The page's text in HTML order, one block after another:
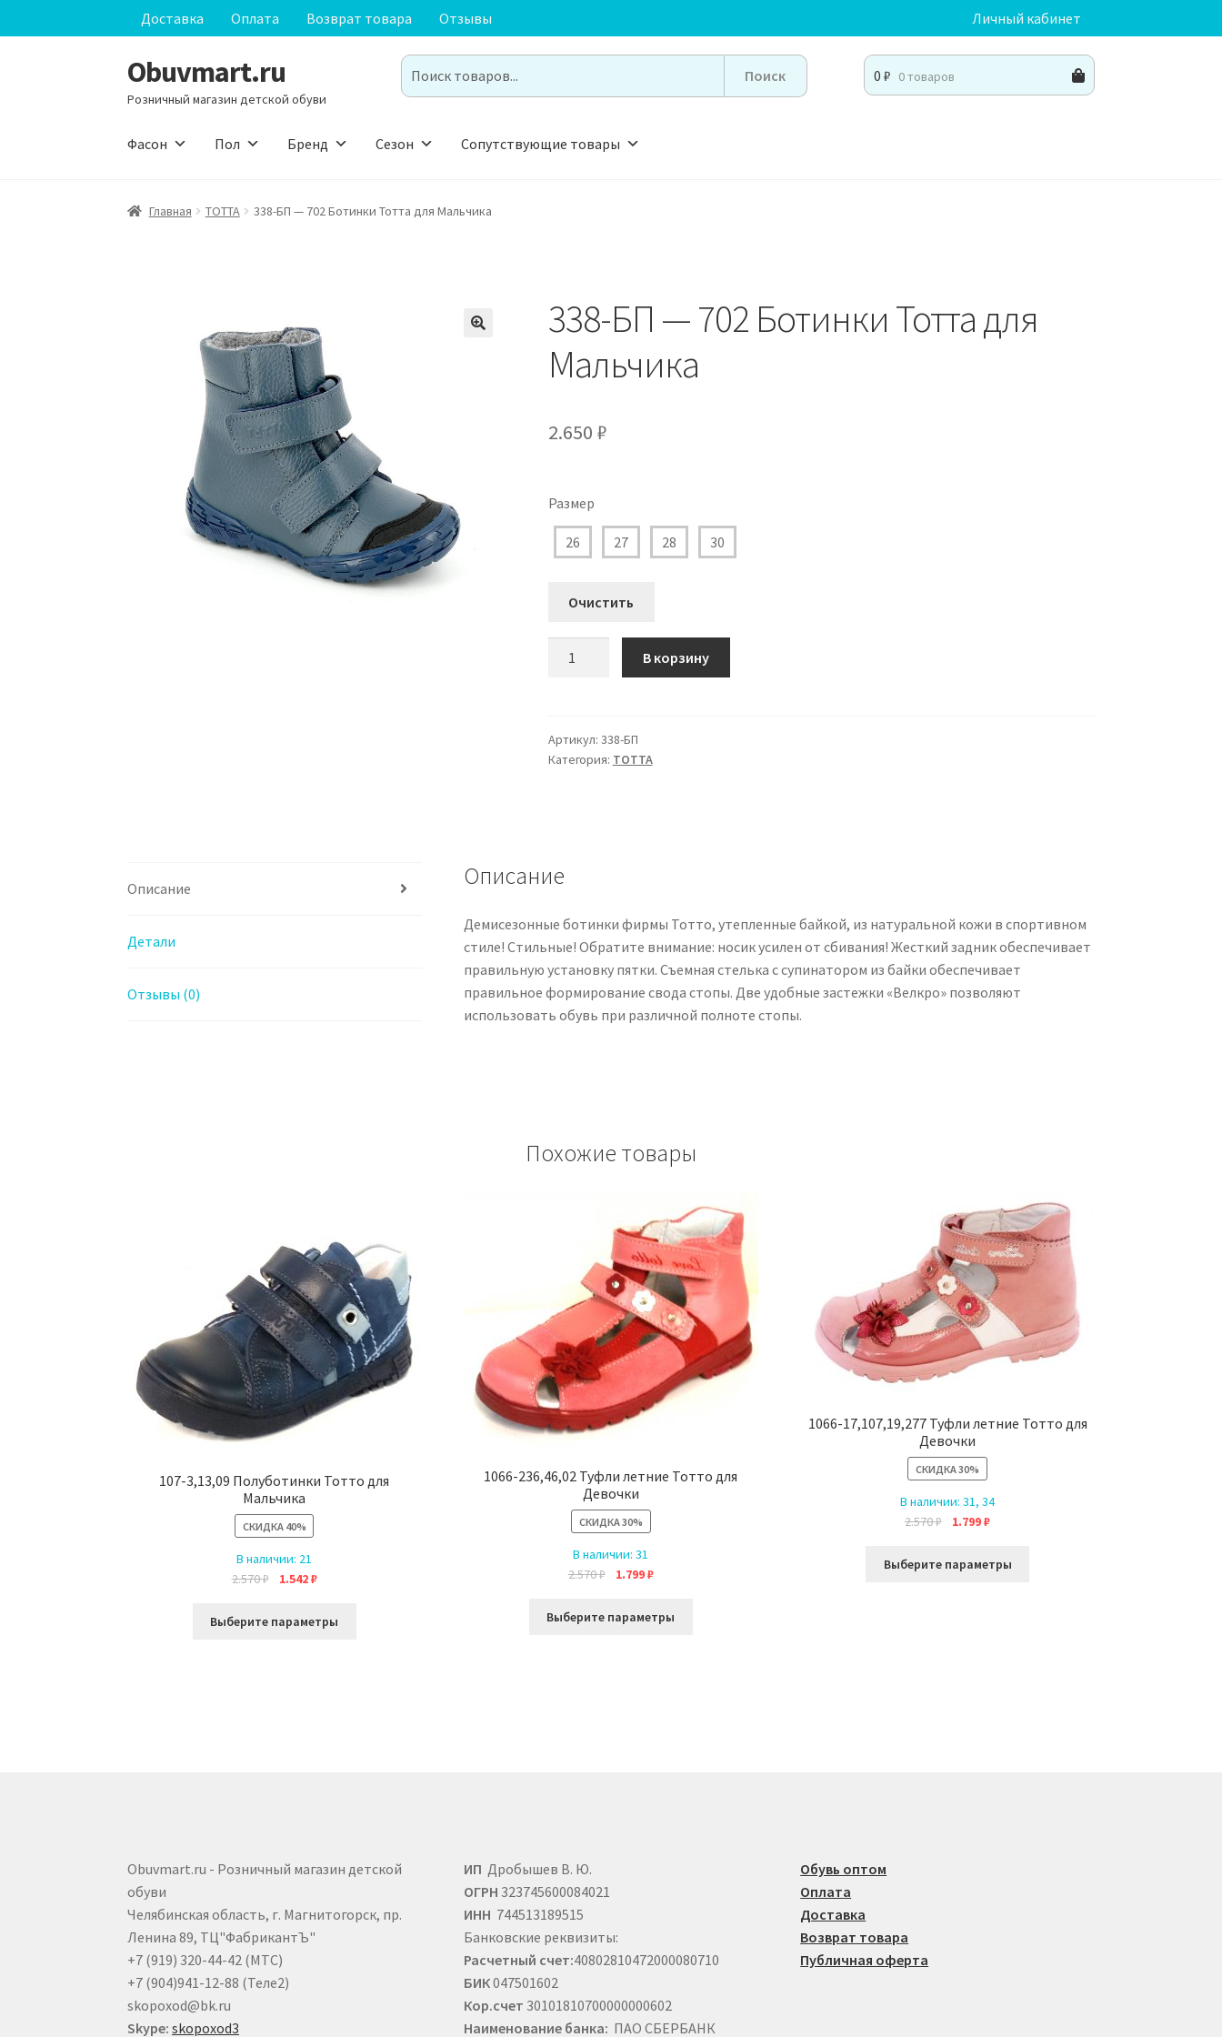
Доставка Оплата Возврат товара Отзывы Личный кабинет
Перейти
к
Перейти
к
Obuvmart.ru
Розничный магазин детской обуви
Search
for:
0 ₽ 0 товаров
Фасон Пол Бренд Сезон Сопутствующие товары
Главная ТОТТА 338-БП — 702 Ботинки Тотта для Мальчика
338-БП — 702 Ботинки Тотта для
Мальчика
2.650 ₽
Размер
26 27 28 30
Очистить
-
702
В корзину
Артикул: 338-БП
Категория: ТОТТА
Описание
Детали
Отзывы (0)
Описание
Демисезонные ботинки фирмы Тотто, утепленные байкой, из натуральной кожи в спортивном
стиле! Стильные! Обратите внимание: носик усилен от сбивания! Жесткий задник обеспечивает
правильную установку пятки. Съемная стелька с супинатором из байки обеспечивает
правильное формирование свода стопы. Две удобные застежки «Велкро» позволяют
использовать обувь при различной полноте стопы.
Похожие товары
107-3,13,09 Полуботинки Тотто для
Мальчика
СКИДКА40%
В наличии: 21
2.570₽
Первоначальная
составляла
1.542₽Текущая
1.542 ₽.
Выберите параметры
1066-236,46,02 Туфли летние Тотто для
Девочки
СКИДКА30%
В наличии:31
2.570₽
Первоначальная
составляла
1.799₽Текущая
1.799 ₽.
Выберите параметры
1066-17,107,19,277 Туфли летние Тотто для
Девочки
СКИДКА30%
В наличии:31, 34
2.570₽
Первоначальная
составляла
1.799₽Текущая
1.799 ₽.
Выберите параметры
Obuvmart.ru - Розничный магазин детской
обуви
Челябинская область, г. Магнитогорск, пр.
Ленина 89, ТЦ"ФабрикантЪ"
+7 (919) 320-44-42 (МТС)
+7 (904)941-12-88 (Теле2)
skopoxod@bk.ru
Skype: skopoxod3
ИП Дробышев В. Ю.
ОГРН 323745600084021
ИНН 744513189515
Банковские реквизиты:
Расчетный счет:40802810472000080710
БИК047501602
Кор.счет 30101810700000000602
Наименование банка: ПАО СБЕРБАНК
Обувь оптом
Оплата
Доставка
Возврат товара
Публичная оферта